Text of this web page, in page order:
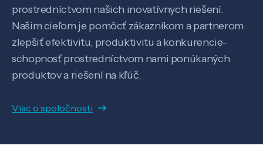
prostredníctvom našich inovatívnych riešení.
Našim cieľom je pomôcť zákazníkom a partnerom
zlepšiť efektivitu, produktivitu a konkurencie-
schopnosť prostredníctvom nami ponúkaných
produktov a riešení na kľúč.
Viac o spoločnosti